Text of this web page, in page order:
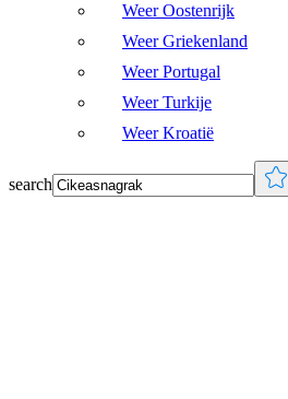
Weer Oostenrijk
Weer Griekenland
Weer Portugal
Weer Turkije
Weer Kroatië
search